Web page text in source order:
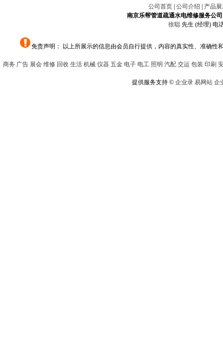
公司首页 公司介绍
产品
南京乐帮管道疏通水电维修服务公司
徐聪 先生 (经理) 电
免责声明： 以上所展示的信息由会员自行提供，内容的真实性、准确
商务 广告 展会 维修 回收 生活 机械 仪器 五金 电子 电工 照明 汽配 交运 包装 印刷
提供服务支持 © 企业录 易网站 企